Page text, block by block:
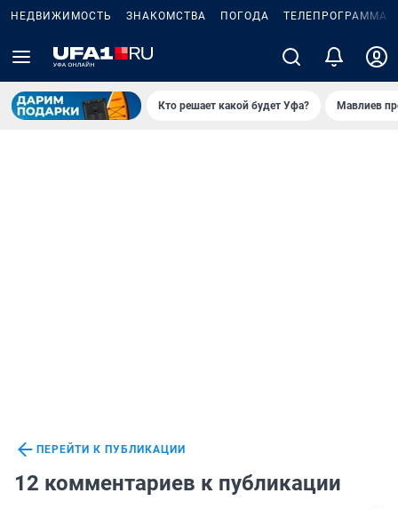
НЕДВИЖИМОСТЬ ЗНАКОМСТВА ПОГОДА ТЕЛЕПРОГРАММА
Кто решает какой будет Уфа? Мавлиев
ПЕРЕЙТИ К ПУБЛИКАЦИИ
12 комментариев к публикации